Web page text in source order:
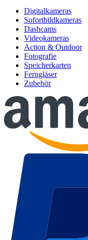
Digitalkameras
Sofortbildkameras
Dashcams
Videokameras
Action & Outdoor
Fotografie
Speicherkarten
Ferngläser
Zubehör